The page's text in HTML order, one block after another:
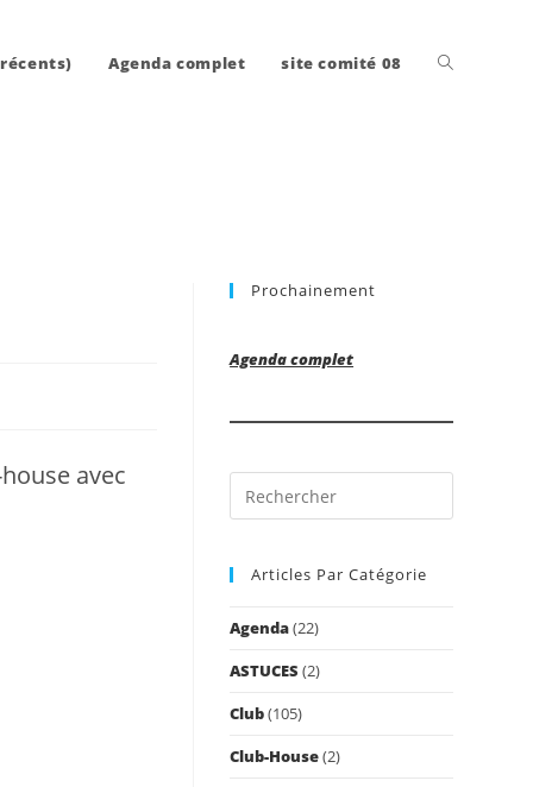
Agenda complet site comité 08 Toggle
avec
Prochainement
Agenda complet
Escape
Articles Par Catégorie
Agenda(22)
ASTUCES (2)
Club(105)
Club-House(2)